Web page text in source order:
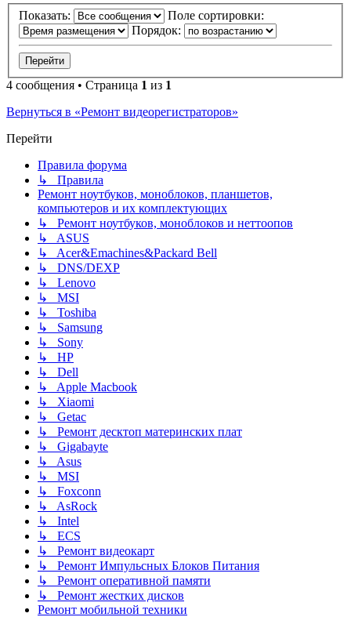
Показать:
Поле сортировки:
Порядок:
4 сообщения • Страница 1 из 1
Вернуться в «Ремонт видеорегистраторов»
Перейти
Правила форума
↳ Правила
Ремонт ноутбуков, моноблоков, планшетов,
компьютеров и их комплектующих
↳ Ремонт ноутбуков, моноблоков и неттоопов
↳ ASUS
↳ Acer&Emachines&Packard Bell
↳ DNS/DEXP
↳ Lenovo
↳ MSI
↳ Toshiba
↳ Samsung
↳ Sony
↳ HP
↳ Dell
↳ Apple Macbook
↳ Xiaomi
↳ Getac
↳ Ремонт десктоп материнских плат
↳ Gigabayte
↳ Asus
↳ MSI
↳ Foxconn
↳ AsRock
↳ Intel
↳ ECS
↳ Ремонт видеокарт
↳ Ремонт Импульсных Блоков Питания
↳ Ремонт оперативной памяти
↳ Ремонт жестких дисков
Ремонт мобильной техники